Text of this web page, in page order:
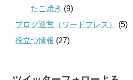
たこ焼き (9)
ブログ運営（ワードプレス）
(5)
役立つ情報 (27)